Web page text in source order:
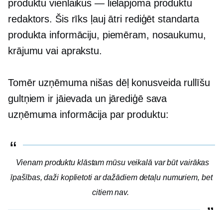
produktu vienlaikus — lielapjoma produktu
redaktors. Šis rīks ļauj ātri rediģēt standarta
produkta informāciju, piemēram, nosaukumu,
krājumu vai aprakstu.
Tomēr uzņēmuma nišas dēļ konusveida rullīšu
gultņiem ir jāievada un jārediģē sava
uzņēmuma informācija par produktu:
Vienam produktu klāstam mūsu veikalā var būt vairākas
īpašības, daži koplietoti ar dažādiem detaļu numuriem, bet
citiem nav.